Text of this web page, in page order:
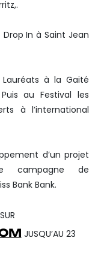
In à Saint Jean
à la Gaité
au Festival les
à l’international
d’un projet
campagne de
Bank Bank.
JUSQU’AU 23